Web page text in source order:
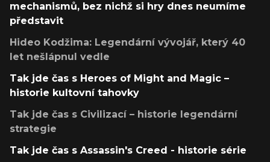
mechanismů, bez nichž si hry dnes neumíme
představit
Hideo Kodžima: Legendární vývojář, který 40
let nešlápnul vedle
Tak jde čas s Heroes of Might and Magic –
historie kultovní tahovky
Tak jde čas s Civilizací – historie legendární
strategie
Tak jde čas s Assassin's Creed - historie série